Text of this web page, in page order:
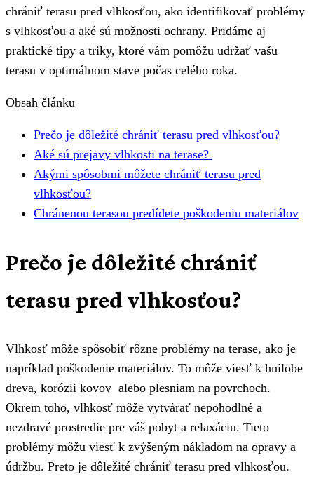
chrániť terasu pred vlhkosťou, ako identifikovať problémy
s vlhkosťou a aké sú možnosti ochrany. Pridáme aj
praktické tipy a triky, ktoré vám pomôžu udržať vašu
terasu v optimálnom stave počas celého roka.
Obsah článku
Prečo je dôležité chrániť terasu pred vlhkosťou?
Aké sú prejavy vlhkosti na terase?
Akými spôsobmi môžete chrániť terasu pred
vlhkosťou?
Chránenou terasou predídete poškodeniu materiálov
Prečo je dôležité chrániť
terasu pred vlhkosťou?
Vlhkosť môže spôsobiť rôzne problémy na terase, ako je
napríklad poškodenie materiálov. To môže viesť k hnilobe
dreva, korózii kovov alebo plesniam na povrchoch.
Okrem toho, vlhkosť môže vytvárať nepohodlné a
nezdravé prostredie pre váš pobyt a relaxáciu. Tieto
problémy môžu viesť k zvýšeným nákladom na opravy a
údržbu. Preto je dôležité chrániť terasu pred vlhkosťou.